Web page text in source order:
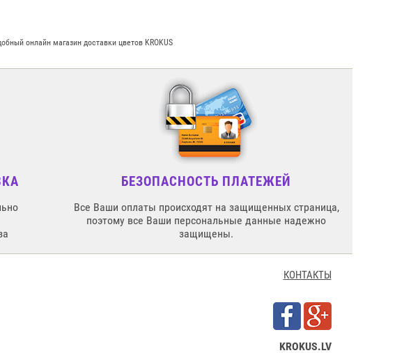
онлайн магазин доставки цветов KROKUS
БЕЗОПАСНОСТЬ ПЛАТЕЖЕЙ
Все Ваши оплаты происходят на защищенных страница,
поэтому все Ваши персональные данные надежно
защищены.
КОНТАКТЫ
KROKUS.LV